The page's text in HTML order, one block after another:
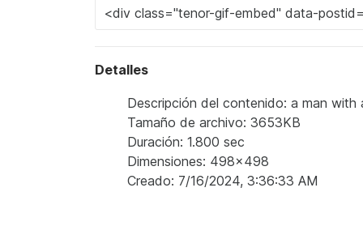
Detalles
Descripción del contenido: a man
Tamaño de archivo: 3653KB
Duración: 1.800 sec
Dimensiones: 498x498
Creado: 7/16/2024, 3:36:33 AM